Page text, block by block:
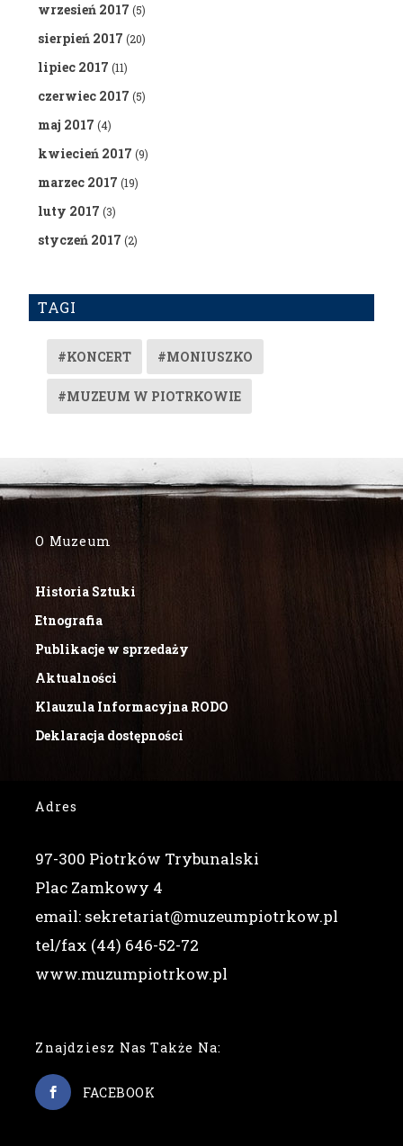
wrzesień 2017 (5)
sierpień 2017 (20)
lipiec 2017 (11)
czerwiec 2017 (5)
maj 2017 (4)
kwiecień 2017 (9)
marzec 2017 (19)
luty 2017 (3)
styczeń 2017 (2)
TAGI
#KONCERT #MONIUSZKO
#MUZEUM W PIOTRKOWIE
O Muzeum
Historia Sztuki
Etnografia
Publikacje w sprzedaży
Aktualności
Klauzula Informacyjna RODO
Deklaracja dostępności
Adres
97-300 Piotrków Trybunalski
Plac Zamkowy 4
email: sekretariat@muzeumpiotrkow.pl
tel/fax (44) 646-52-72
www.muzumpiotrkow.pl
Znajdziesz Nas Także Na:
FACEBOOK